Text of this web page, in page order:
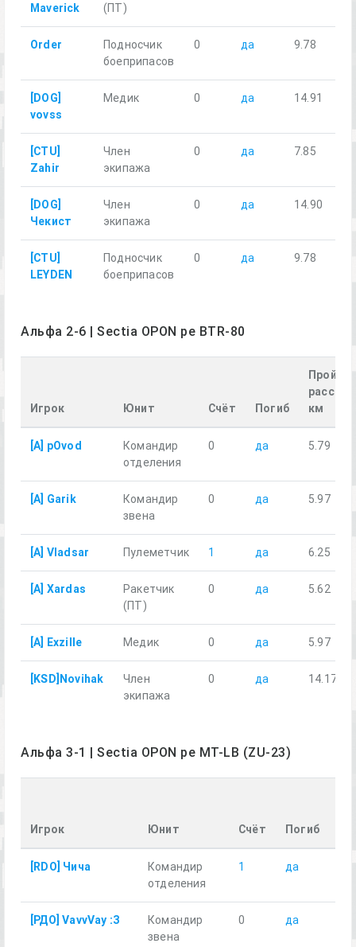
Maverick
(ПТ)
Order
Подносчик
боеприпасов
0 да 9.78
[DOG]
vovss
Медик 0 да 14.91
[CTU]
Zahir
Член
экипажа
0 да 7.85
[DOG]
Чекист
Член
экипажа
0 да 14.90
[CTU]
LEYDEN
Подносчик
боеприпасов
0 да 9.78
Альфа 2-6 | Sectia OPON pe BTR-80
Игрок Юнит Счёт Погиб
км
[A] pOvod
Командир
отделения
0 да 5.79
[A] Garik
Командир
звена
0 да 5.97
[A] Vladsar Пулеметчик 1 да 6.25
[A] Xardas
Ракетчик
(ПТ)
0 да 5.62
[A] Exzille Медик 0 да 5.97
[KSD]Novihak
Член
экипажа
0 да 14.17
Альфа 3-1 | Sectia OPON pe MT-LB (ZU-23)
Игрок Юнит Счёт Погиб
[RDO] Чича
Командир
отделения
1 да
[РДО] VavvVay :З
Командир
звена
0 да